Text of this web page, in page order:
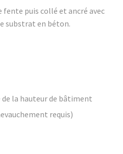
fente puis collé et ancré avec
substrat en béton.
la hauteur de bâtiment
requis)